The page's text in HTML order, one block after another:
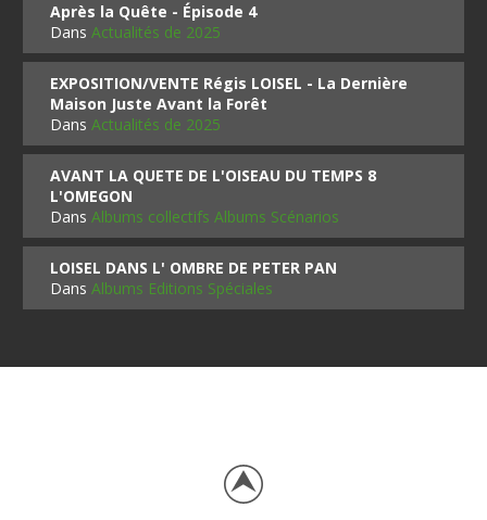
Après la Quête - Épisode 4
DansActualités de 2025
EXPOSITION/VENTE Régis LOISEL - La Dernière
Maison Juste Avant la Forêt
DansActualités de 2025
AVANT LA QUETE DE L'OISEAU DU TEMPS 8
L'OMEGON
DansAlbums collectifs Albums Scénarios
LOISEL DANS L' OMBRE DE PETER PAN
DansAlbums Editions Spéciales